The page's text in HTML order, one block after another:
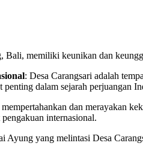
Bali, memiliki keunikan dan
: Desa Carangsari adalah
penting dalam sejarah perjuangan
dan merayakan
internasional.
Ayung yang melintasi Desa